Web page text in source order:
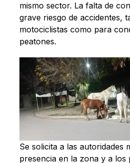
mismo sector. La falta de
grave riesgo de accidentes,
motociclistas como para
peatones.
Se solicita a las autoridades
presencia en la zona y a los